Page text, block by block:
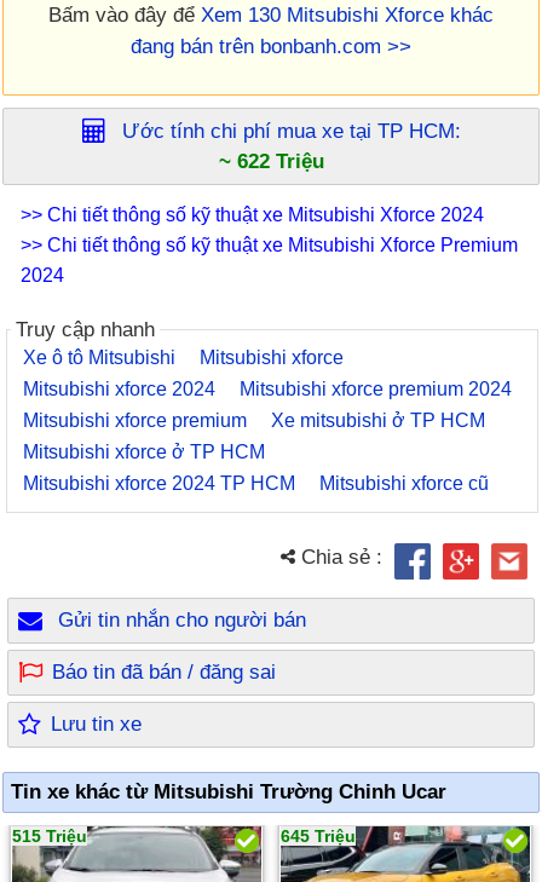
Bấm vào đây để Xem 130 Mitsubishi Xforce khác
đang bán trên bonbanh.com >>
Ước tính chi phí mua xe tại TP HCM:
~ 622 Triệu
>> Chi tiết thông số kỹ thuật xe Mitsubishi Xforce 2024
>> Chi tiết thông số kỹ thuật xe Mitsubishi Xforce Premium
2024
Truy cập nhanh
Xe ô tô Mitsubishi
Mitsubishi xforce
Mitsubishi xforce 2024
Mitsubishi xforce premium 2024
Mitsubishi xforce premium
Xe mitsubishi ở TP HCM
Mitsubishi xforce ở TP HCM
Mitsubishi xforce 2024 TP HCM
Mitsubishi xforce cũ
Chia sẻ :
Gửi tin nhắn cho người bán
Báo tin đã bán / đăng sai
Lưu tin xe
Tin xe khác từ Mitsubishi Trường Chinh Ucar
515 Triệu 645 Triệu